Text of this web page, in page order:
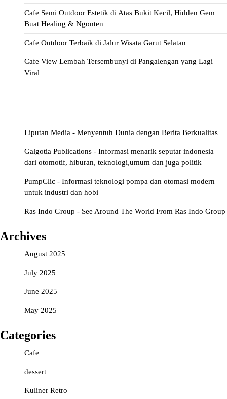
Cafe Semi Outdoor Estetik di Atas Bukit Kecil, Hidden Gem
Buat Healing & Ngonten
Cafe Outdoor Terbaik di Jalur Wisata Garut Selatan
Cafe View Lembah Tersembunyi di Pangalengan yang Lagi
Viral
Liputan Media - Menyentuh Dunia dengan Berita Berkualitas
Galgotia Publications - Informasi menarik seputar indonesia
dari otomotif, hiburan, teknologi,umum dan juga politik
PumpClic - Informasi teknologi pompa dan otomasi modern
untuk industri dan hobi
Ras Indo Group - See Around The World From Ras Indo Group
Archives
August 2025
July 2025
June 2025
May 2025
Categories
Cafe
dessert
Kuliner Retro